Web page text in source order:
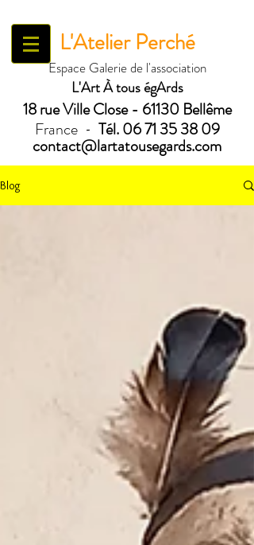
L'Atelier Perché
Espace Galerie de l'association
L'Art À tous égArds
18 rue Ville Close - 61130 Bellême
France- Tél.06 71 35 38 09
contact@lartatousegards.com
Blog